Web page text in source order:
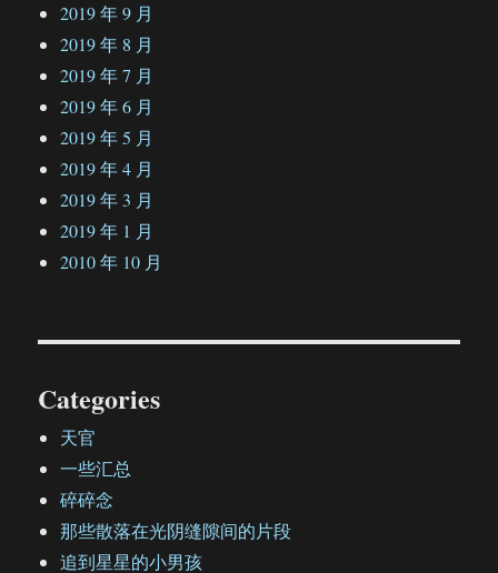
2019 年 9 月
2019 年 8 月
2019 年 7 月
2019 年 6 月
2019 年 5 月
2019 年 4 月
2019 年 3 月
2019 年 1 月
2010 年 10 月
Categories
天官
一些汇总
碎碎念
那些散落在光阴缝隙间的片段
追到星星的小男孩